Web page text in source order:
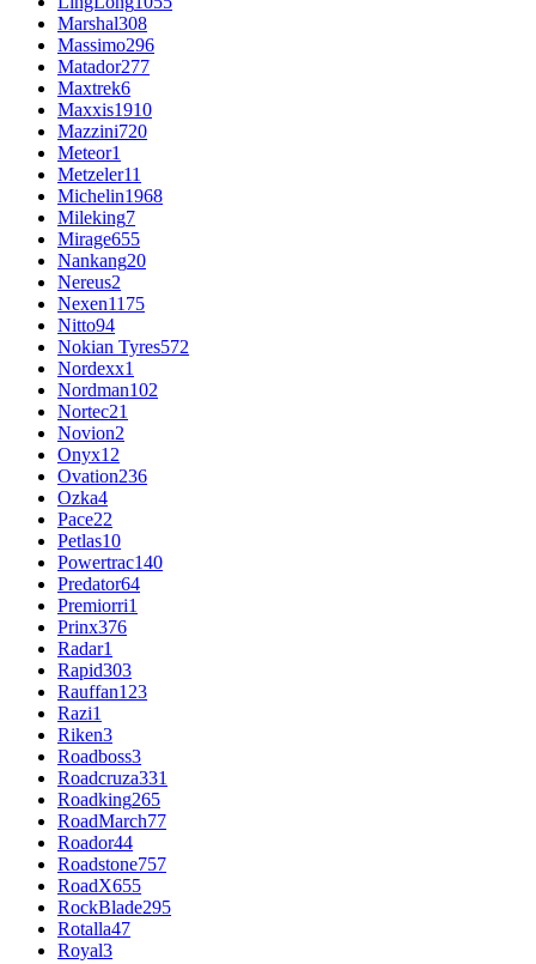
Marshal308
Massimo296
Matador277
Maxtrek6
Maxxis1910
Mazzini720
Meteor1
Metzeler11
Michelin1968
Mileking7
Mirage655
Nankang20
Nereus2
Nexen1175
Nitto94
Nokian Tyres572
Nordexx1
Nordman102
Nortec21
Novion2
Onyx12
Ovation236
Ozka4
Pace22
Petlas10
Powertrac140
Predator64
Premiorri1
Prinx376
Radar1
Rapid303
Rauffan123
Razi1
Riken3
Roadboss3
Roadcruza331
Roadking265
RoadMarch77
Roador44
Roadstone757
RoadX655
RockBlade295
Rotalla47
Royal3